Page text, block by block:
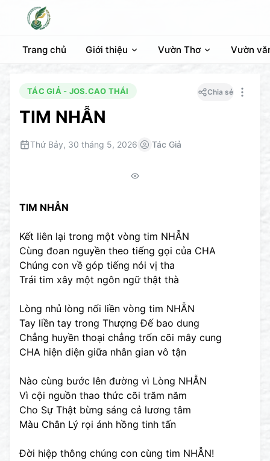
Trang chủ Giới thiệu Vườn Thơ Vườn
TÁC GIẢ - JOS.CAO THÁI
TIM NHẪN
Chia sẻ
Thứ Bảy, 30 tháng 5, 2026 Tác Giả
TIM NHẪN
Kết liên lại trong một vòng tim NHẪN
Cùng đoan nguyền theo tiếng gọi của CHA
Chúng con về góp tiếng nói vị tha
Trái tim xây một ngôn ngữ thật thà
Lòng nhủ lòng nối liền vòng tim NHẪN
Tay liền tay trong Thượng Đế bao dung
Chẳng huyền thoại chẳng trốn cõi mây cung
CHA hiện diện giữa nhân gian vô tận
Nào cùng bước lên đường vì Lòng NHẪN
Vì cội nguồn thao thức cõi trăm năm
Cho Sự Thật bừng sáng cả lương tâm
Màu Chân Lý rọi ánh hồng tinh tấn
Đời hiệp thông chúng con cùng tim NHẪN!